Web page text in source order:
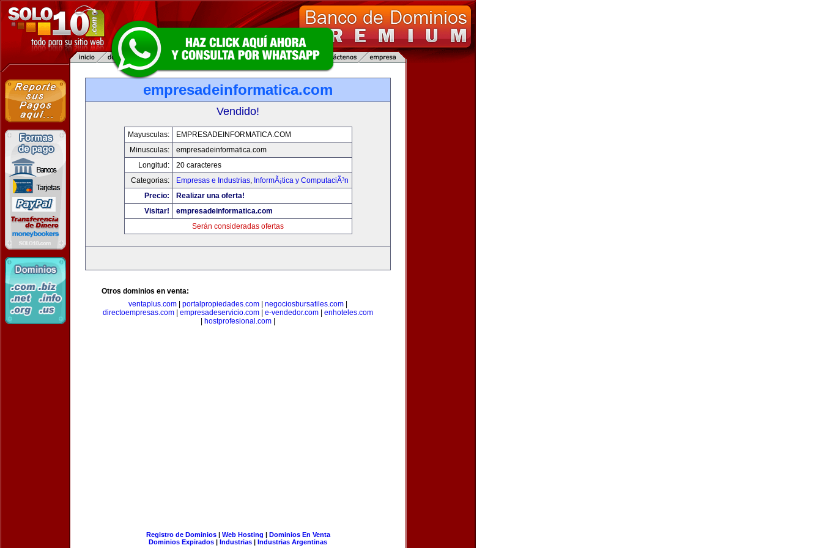
empresadeinformatica.com
Vendido!
Mayusculas:
EMPRESADEINFORMATICA.COM
Minusculas:
empresadeinformatica.com
Longitud:
20 caracteres
Categorias:
Empresas e Industrias, InformÃ¡tica y ComputaciÃ³n
Precio:
Realizar una oferta!
Visitar!
empresadeinformatica.com
Serán consideradas ofertas
Otros dominios en venta:
ventaplus.com
portalpropiedades.com negociosbursatiles.com
directoempresas.com
empresadeservicio.com e-vendedor.com
enhoteles.com
hostprofesional.com
Registro de Dominios| Web Hosting | Dominios En Venta
Dominios Expirados | Industrias | Industrias Argentinas